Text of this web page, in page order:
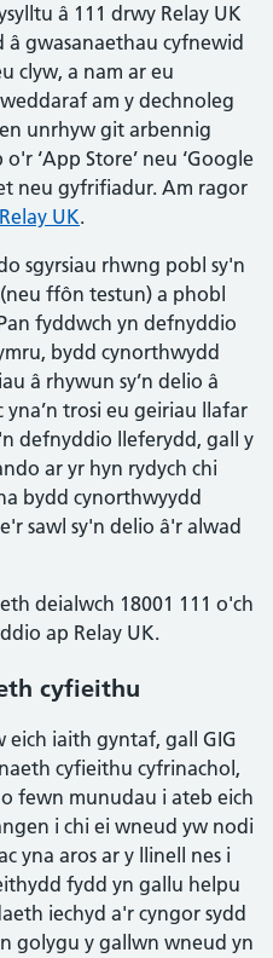
â 111 drwy Relay UK
â gwasanaethau cyfnewid
clyw, a nam ar eu
am y dechnoleg
unrhyw git arbennig
‘App Store’ neu ‘Google
neu gyfrifiadur. Am ragor
Relay UK.
sgyrsiau rhwng pobl sy'n
ffôn testun) a phobl
fyddwch yn defnyddio
bydd cynorthwydd
â rhywun sy’n delio â
yna’n trosi eu geiriau llafar
defnyddio lleferydd, gall y
ar yr hyn rydych chi
bydd cynorthwyydd
sawl sy'n delio â'r alwad
deialwch 18001 111 o'ch
ap Relay UK.
cyfieithu
eich iaith gyntaf, gall GIG
cyfieithu cyfrinachol,
fewn munudau i ateb eich
i chi ei wneud yw nodi
yna aros ar y llinell nes i
fydd yn gallu helpu
iechyd a'r cyngor sydd
golygu y gallwn wneud yn